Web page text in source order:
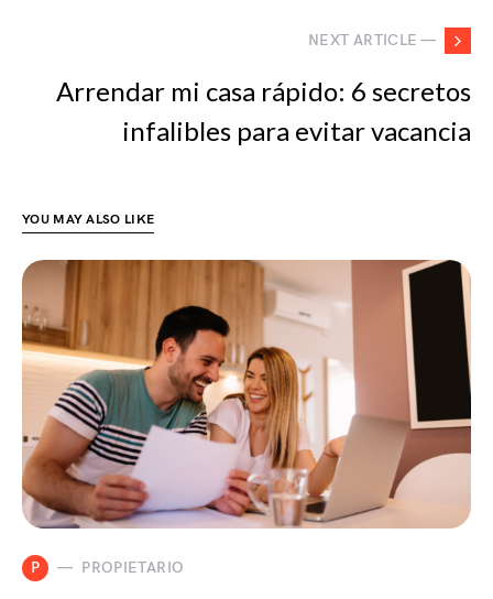
NEXT ARTICLE —
Arrendar mi casa rápido: 6 secretos
infalibles para evitar vacancia
YOU MAY ALSO LIKE
P PROPIETARIO